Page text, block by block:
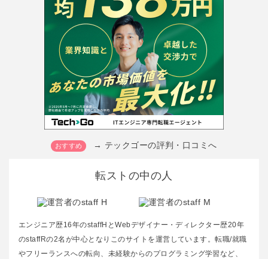
→ テックゴーの評判・口コミへ
転ストの中の人
エンジニア歴16年のstaffHとWebデザイナー・ディレクター歴20年
のstaffRの2名が中心となりこのサイトを運営しています。転職/就職
やフリーランスへの転向、未経験からのプログラミング学習など、